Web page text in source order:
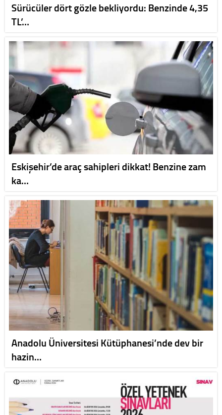
Sürücüler dört gözle bekliyordu: Benzinde 4,35
TL’…
Eskişehir’de araç sahipleri dikkat! Benzine zam
ka…
Anadolu Üniversitesi Kütüphanesi’nde dev bir
hazin…